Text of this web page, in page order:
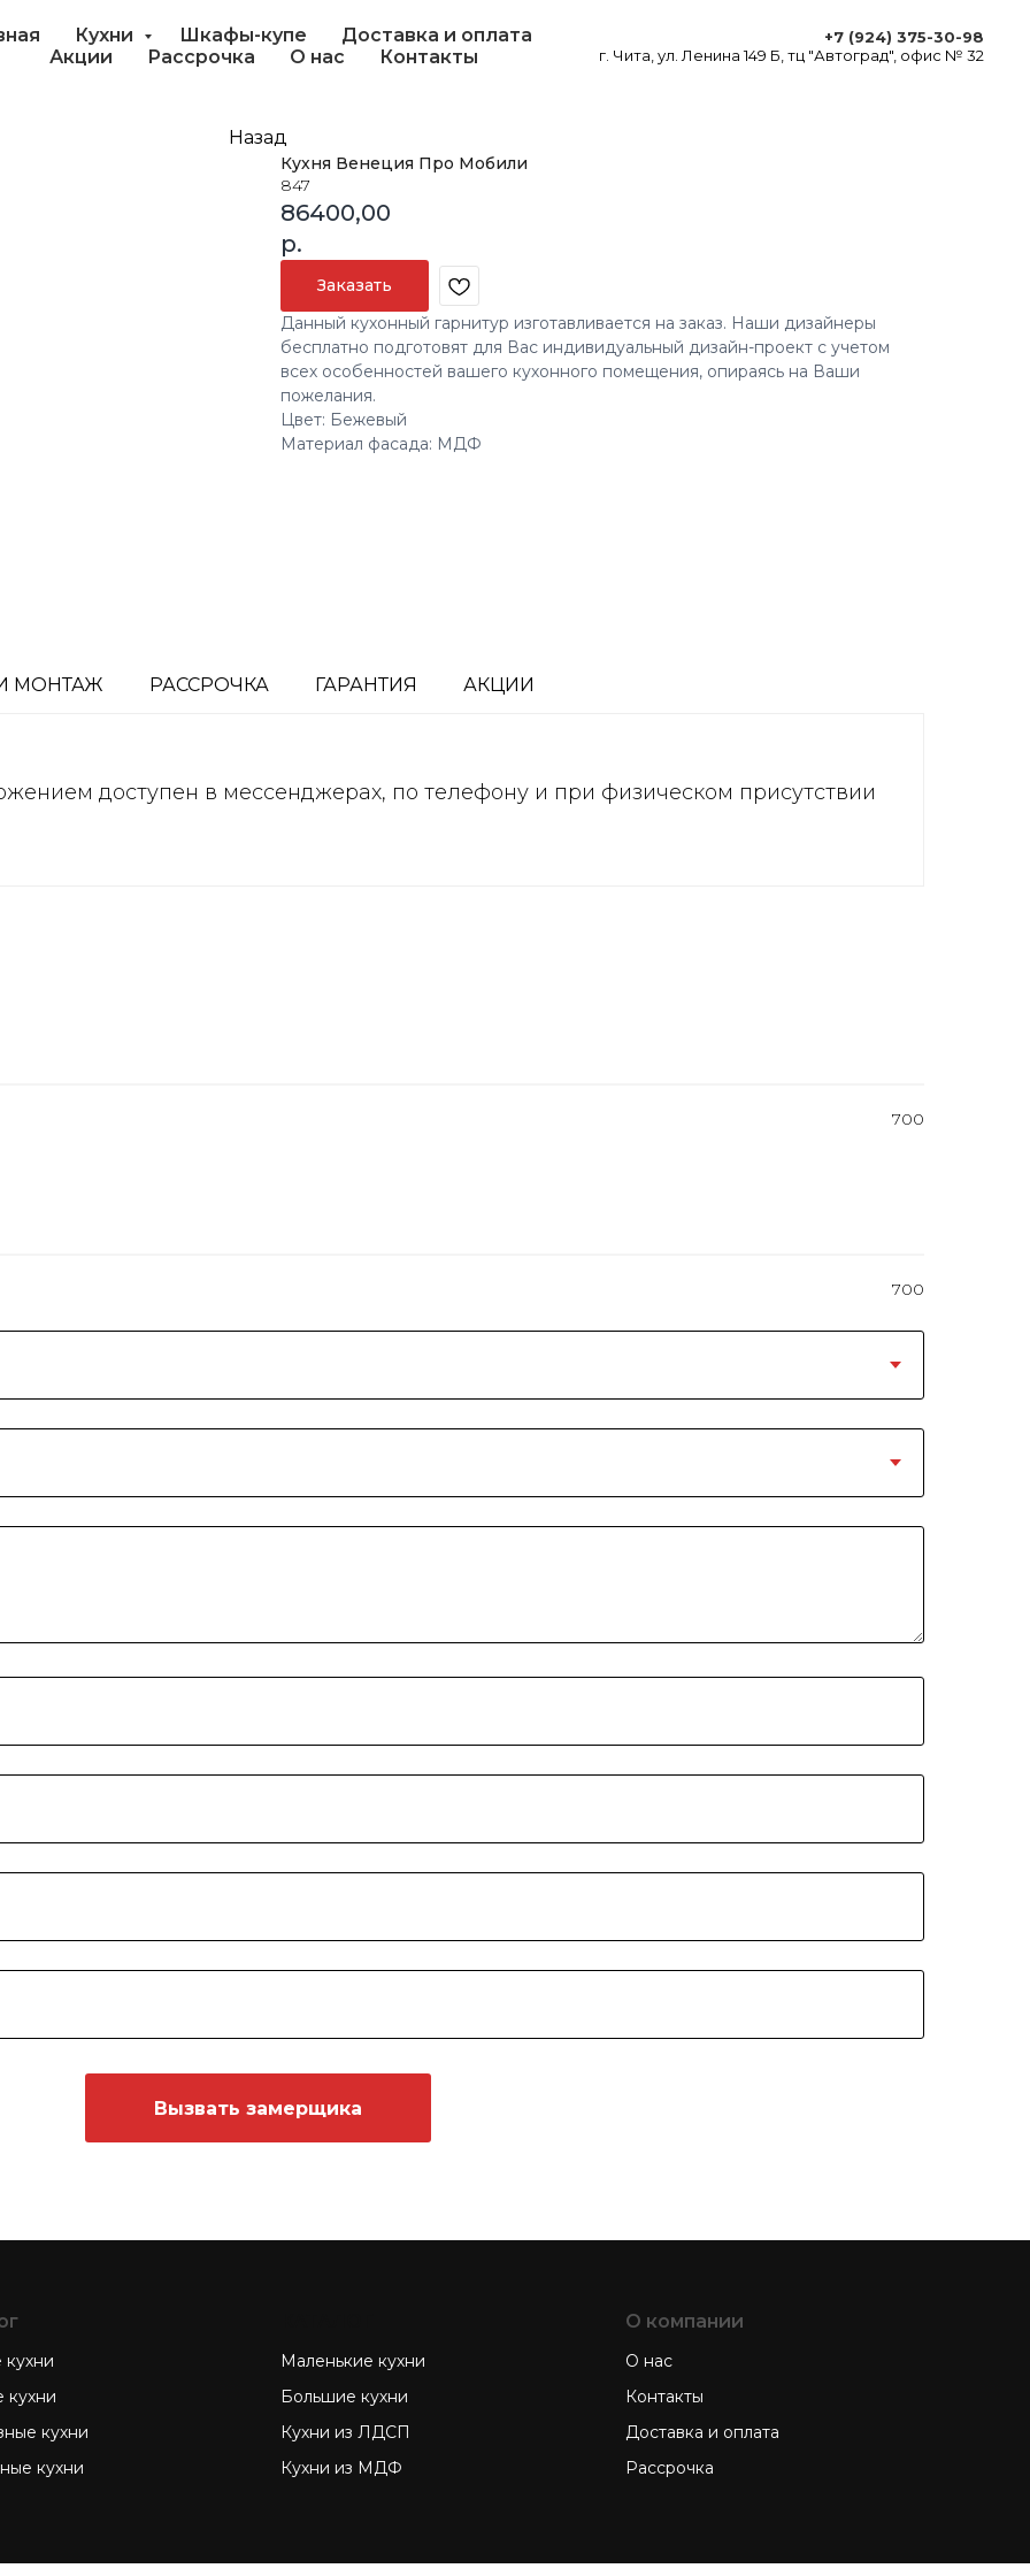
Кухни Шкафы-купе
Доставка и оплата
Акции
Рассрочка О нас Контакты
+7 (924) 375-30-98
г. Чита, ул. Ленина 149 Б, тц "Автоград", офис № 32
Назад
Кухня Венеция Про Мобили
847
86400,00
р.
Заказать
Данный кухонный гарнитур изготавливается на заказ. Наши дизайнеры
бесплатно подготовят для Вас индивидуальный дизайн-проект с учетом
всех особенностей вашего кухонного помещения, опираясь на Ваши
пожелания.
Цвет: Бежевый
Материал фасада: МДФ
МОНТАЖ РАССРОЧКА ГАРАНТИЯ АКЦИИ
доступен в мессенджерах, по телефону и при физическом присутствии
700
700
Вызвать замерщика
кухни
кухни
кухни
Маленькие кухни
Большие кухни
Кухни из ЛДСП
Кухни из МДФ
О компании
О нас
Контакты
Доставка и оплата
Рассрочка